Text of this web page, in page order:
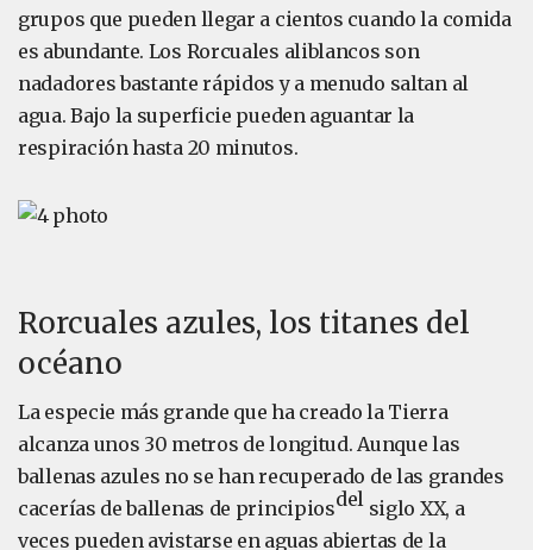
grupos que pueden llegar a cientos cuando la comida
es abundante. Los Rorcuales aliblancos son
nadadores bastante rápidos y a menudo saltan al
agua. Bajo la superficie pueden aguantar la
respiración hasta 20 minutos.
Rorcuales azules, los titanes del
océano
La especie más grande que ha creado la Tierra
alcanza unos 30 metros de longitud. Aunque las
ballenas azules no se han recuperado de las grandes
cacerías de ballenas de principiosdelsiglo XX, a
veces pueden avistarse en aguas abiertas de la